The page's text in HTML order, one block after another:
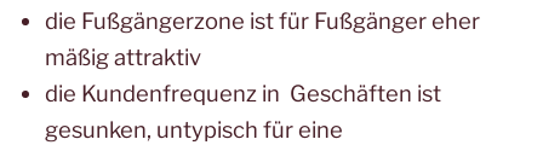
die Fußgängerzone ist für Fußgänger eher
mäßig attraktiv
die Kundenfrequenz in Geschäften ist
gesunken, untypisch für eine